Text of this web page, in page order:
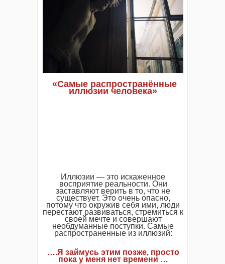
«Самые распространённые
иллюзии человека»
Иллюзии — это искаженное
восприятие реальности. Они
заставляют верить в то, что не
существует. Это очень опасно,
потому что окружив себя ими, люди
перестают развиваться, стремиться к
своей мечте и совершают
необдуманные поступки. Самые
распространенные из иллюзий:
….Я займусь этим позже, просто
пока у меня нет времени …